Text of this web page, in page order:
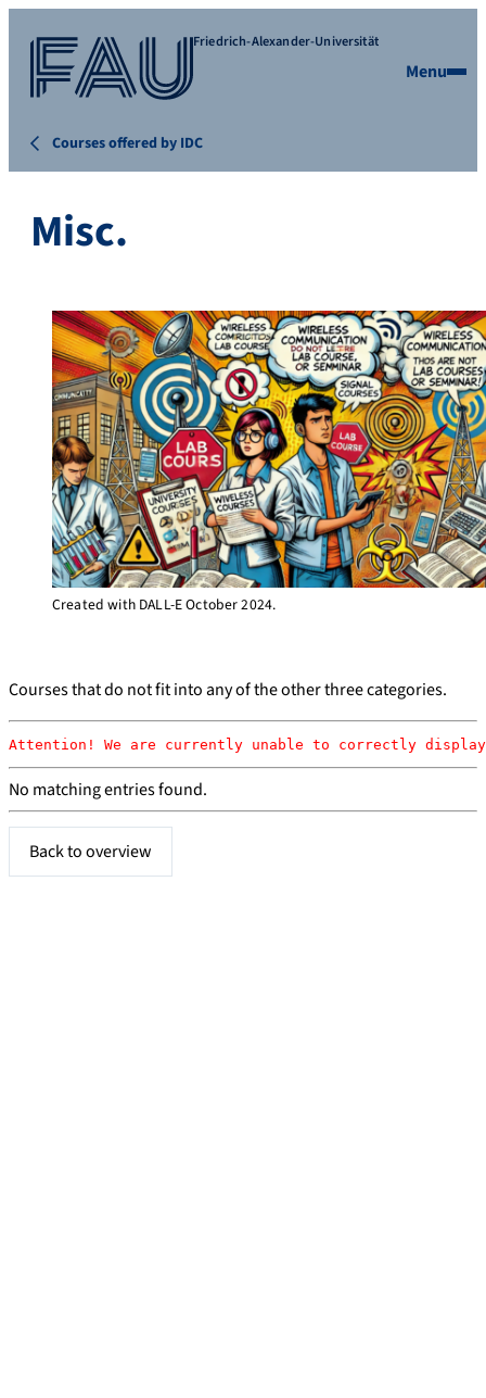
Friedrich-Alexander-Universität
Menu
Courses offered by IDC
Misc.
Created with DALL-E October 2024.
Courses that do not fit into any of the other three categories.
No matching entries found.
Back to overview